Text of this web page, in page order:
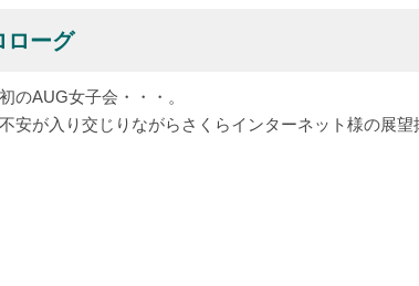
ローグ
のAUG女子会・・・。
安が入り交じりながらさくらインターネット様の展